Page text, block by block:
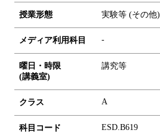
授業形態 実験等 (その他)
メディア利用科目 -
曜日・時限
(講義室)
講究等
クラス A
科目コード ESD.B619